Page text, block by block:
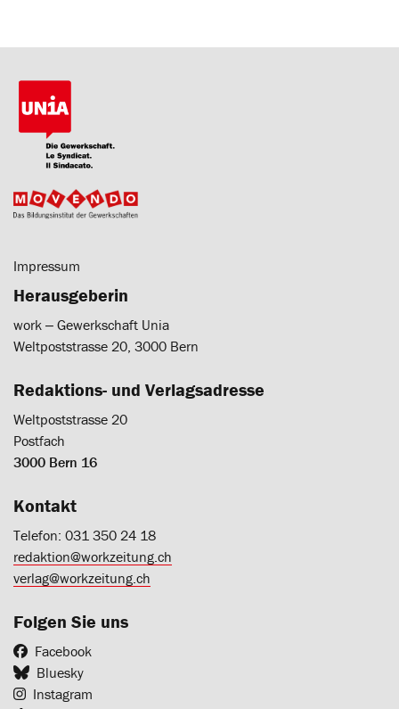
Impressum
Herausgeberin
work ‒ Gewerkschaft Unia
Weltpoststrasse 20, 3000 Bern
Redaktions- und Verlagsadresse
Weltpoststrasse 20
Postfach
3000 Bern 16
Kontakt
Telefon: 031 350 24 18
redaktion@workzeitung.ch
verlag@workzeitung.ch
Folgen Sie uns
Facebook
Bluesky
Instagram